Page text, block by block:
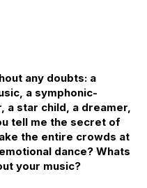
any doubts: a
a symphonic-
a star child, a dreamer,
tell me the secret of
the entire crowds at
dance? Whats
your music?